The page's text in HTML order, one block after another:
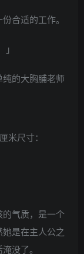
合适的工作。
的大胸脯老师
尺寸：
气质，是一个
是在主人公之
没了。